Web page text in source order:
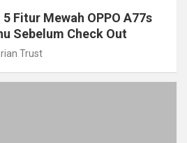
Fitur Mewah OPPO A77s
Sebelum Check Out
Trust